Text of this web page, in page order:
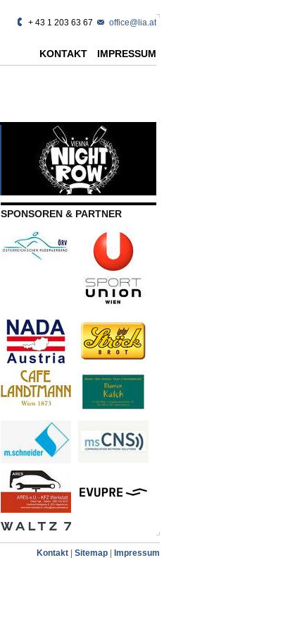
+ 43 1 203 63 67 office@lia.at
KONTAKT IMPRESSUM
SPONSOREN & PARTNER
Kontakt |Sitemap Impressum